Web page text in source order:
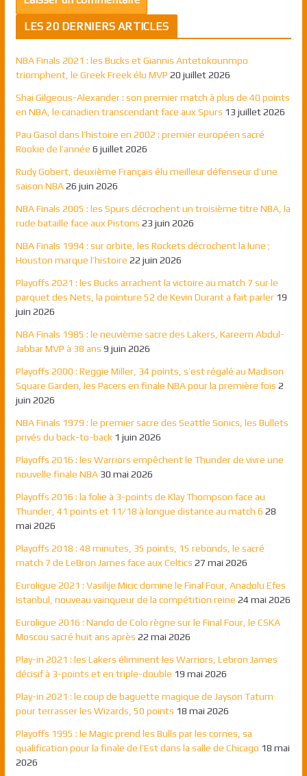
LES 20 DERNIERS ARTICLES
NBA Finals 2021 : les Bucks et Giannis Antetokounmpo
triomphent, le Greek Freek élu MVP 20 juillet 2026
Shai Gilgeous-Alexander : son premier match à plus de 40 points
en NBA, le canadien transcendant face aux Spurs 13 juillet 2026
Pau Gasol dans l’histoire en 2002 : premier européen sacré
Rookie de l’année 6 juillet 2026
Rudy Gobert, deuxième Français élu meilleur défenseur d’une
saison NBA 26 juin 2026
NBA Finals 2005 : les Spurs décrochent un troisième titre NBA, la
rude bataille face aux Pistons 23 juin 2026
NBA Finals 1994 : sur orbite, les Rockets décrochent la lune ;
Houston marque l’histoire 22 juin 2026
Playoffs 2021 : les Bucks arrachent la victoire au match 7 sur le
parquet des Nets, la pointure 52 de Kevin Durant a fait parler 19
juin 2026
NBA Finals 1985 : le neuvième sacre des Lakers, Kareem Abdul-
Jabbar MVP à 38 ans 9 juin 2026
Playoffs 2000 : Reggie Miller, 34 points, s’est régalé au Madison
Square Garden, les Pacers en finale NBA pour la première fois 2
juin 2026
NBA Finals 1979 : le premier sacre des Seattle Sonics, les Bullets
privés du back-to-back 1 juin 2026
Playoffs 2016 : les Warriors empêchent le Thunder de vivre une
nouvelle finale NBA 30 mai 2026
Playoffs 2016 : la folie à 3-points de Klay Thompson face au
Thunder, 41 points et 11/18 à longue distance au match 6 28
mai 2026
Playoffs 2018 : 48 minutes, 35 points, 15 rebonds, le sacré
match 7 de LeBron James face aux Celtics 27 mai 2026
Euroligue 2021 : Vasilije Micic domine le Final Four, Anadolu Efes
Istanbul, nouveau vainqueur de la compétition reine 24 mai 2026
Euroligue 2016 : Nando de Colo règne sur le Final Four, le CSKA
Moscou sacré huit ans après 22 mai 2026
Play-in 2021 : les Lakers éliminent les Warriors, Lebron James
décisif à 3-points et en triple-double 19 mai 2026
Play-in 2021 : le coup de baguette magique de Jayson Tatum
pour terrasser les Wizards, 50 points 18 mai 2026
Playoffs 1995 : le Magic prend les Bulls par les cornes, sa
qualification pour la finale de l’Est dans la salle de Chicago 18 mai
2026